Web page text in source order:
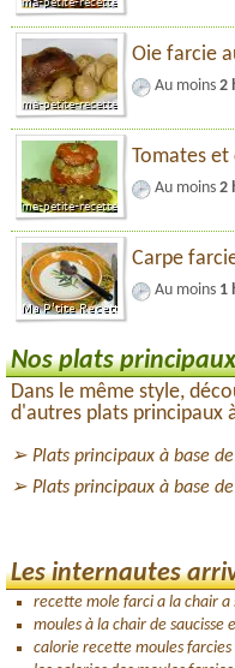
Oie farcie
Au moins 2
Tomates
Au moins 2
Carpe
Au moins 1
Nos plats
Dans le même style,
d'autres plats principaux
Plats principaux à base
Plats principaux à base
Les internautes
recette mole farci a la chair a
moules à la chair de saucisse
calorie recette moules farcies